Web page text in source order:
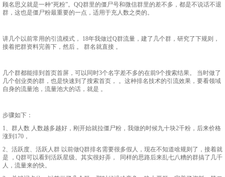
顾名思义就是一种“死粉”。QQ群里的僵尸号和微信群里的差不多，都是不说话不退
群，这也是僵尸粉最重要的一点，适用于充人数之类的。
讲几个以前常用的引流模式， 18年我做过Q群流量，建了几个群，研究了下规则，
接着把群资料完善下，然后 。 群名就直接 。
几个群都能排到首页首屏，可以同时3个名字差不多的在前9个搜索结果。 当时做了
几个创业类的群，也是快速到了搜索首页， 。这种排名技术的引流效果，要看领域
自身的流量池，流量池大的话，就是 。
步骤如下：
1、群人数 人数越多越好，刚开始就拉僵尸粉，我做的时候九十块2千粉，后来价格
涨到170，
2、活跃度、活跃人群 以前做Q群排名需要很多假人，现在不知道啥规则了，接着就
是 ，Q群可以看到活跃星级。其实很好弄， 同样的思路后来乱七八糟的群搞了几千
人，流量来的快。